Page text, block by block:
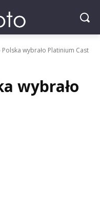
wybrało Platinium Cast
wybrało